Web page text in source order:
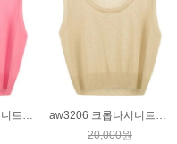
20,000원